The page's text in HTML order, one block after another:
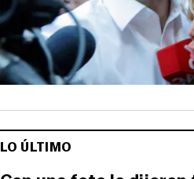
LO ÚLTIMO